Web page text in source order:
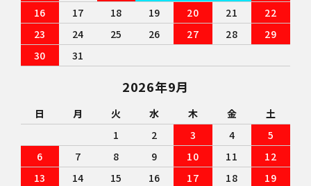
16
17 18 19 20 21
22
23
24 25 26 27 28
29
30
31
2026年9月
日 月 火 水 木 金
土
1
2 3 4
5
6
7 8 9 10 11
12
13
14 15 16 17 18
19